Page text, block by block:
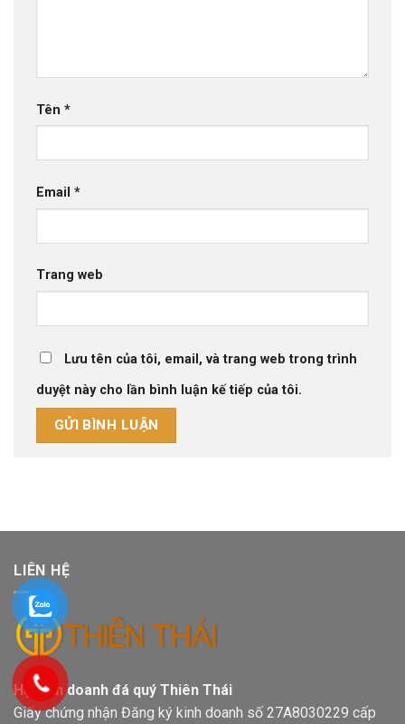
Tên *
Email *
Trang web
Lưu tên của tôi, email, và trang web trong trình
duyệt này cho lần bình luận kế tiếp của tôi.
LIÊN HỆ
Hộ kinh doanh đá quý Thiên Thái
Giấy chứng nhận Đăng ký kinh doanh số 27A8030229 cấp